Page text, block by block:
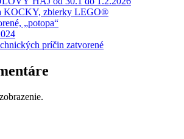
KOCKY, zbierky LEGO®
„potopa“
príčin zatvorené